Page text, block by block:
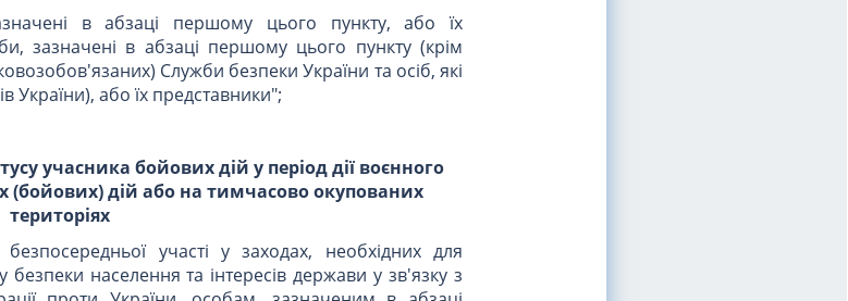
в абзаці першому цього пункту, або їх
зазначені в абзаці першому цього пункту (крім
Служби безпеки України та осіб, які
України), або їх представники";
учасника бойових дій у період дії воєнного
(бойових) дій або на тимчасово окупованих
територіях
участі у заходах, необхідних для
населення та інтересів держави у зв'язку з